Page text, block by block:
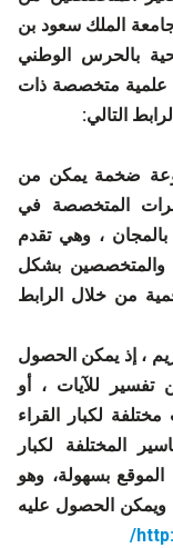
الملك سعود بن
بالحرس الوطني
علمية متخصصة ذات
التالي:
ضخمة يمكن من
المتخصصة في
الكمبيوتر والتي يزيد عددها عن 4800 بالمجان ، وهي تقدم
والمتخصصين بشكل
من خلال الرابط
، إذ يمكن الحصول
للآيات ، أو
لكبار القراء
المختلفة لكبار
بسهولة، وهو
ويمكن الحصول عليه